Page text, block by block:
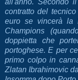
all'anno. Secondo
contratto del
euro se vincerà la
Champions
doppietta che
portoghese. E per
primo colpo in
Zlatan Ibrahimovic